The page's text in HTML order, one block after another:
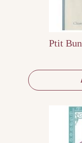
Ptit